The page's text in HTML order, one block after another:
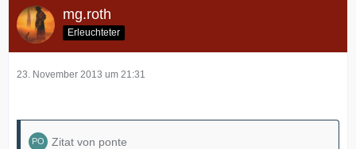
mg.roth
Erleuchteter
23. November 2013 um 21:31
Zitat von ponte